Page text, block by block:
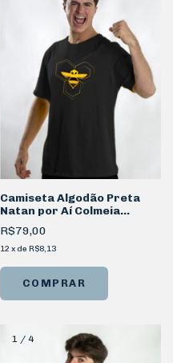
Camiseta Algodão Preta
Natan por Aí Colmeia
Frente
R$79,00
12 x de R$8,13
COMPRAR
1/ 4